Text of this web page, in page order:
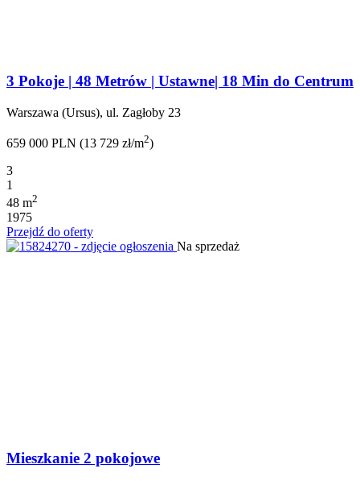
3 Pokoje | 48 Metrów | Ustawne| 18 Min do Centrum
Warszawa (Ursus), ul. Zagłoby 23
659 000 PLN (13 729 zł/m2)
3
1
48 m2
1975
Przejdź do oferty
Na sprzedaż
Mieszkanie 2 pokojowe